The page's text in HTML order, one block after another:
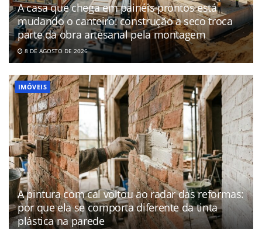
A casa que chega em painéis prontos está
mudando o canteiro: construção a seco troca
parte da obra artesanal pela montagem
8 DE AGOSTO DE 2026
IMÓVEIS
A pintura com cal voltou ao radar das reformas:
por que ela se comporta diferente da tinta
plástica na parede